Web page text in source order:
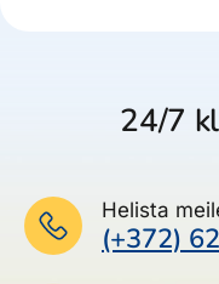
24/7
Helista
(+372)